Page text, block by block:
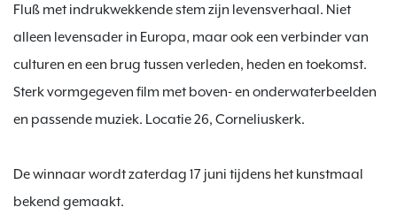
Fluß met indrukwekkende stem zijn levensverhaal. Niet
alleen levensader in Europa, maar ook een verbinder van
culturen en een brug tussen verleden, heden en toekomst.
Sterk vormgegeven film met boven- en onderwaterbeelden
en passende muziek. Locatie 26, Corneliuskerk.
De winnaar wordt zaterdag 17 juni tijdens het kunstmaal